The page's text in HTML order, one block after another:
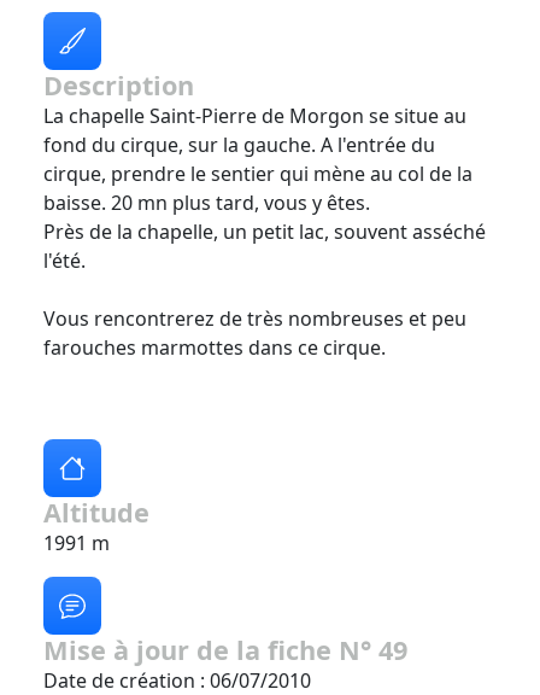
Description
La chapelle Saint-Pierre de Morgon se situe au
fond du cirque, sur la gauche. A l'entrée du
cirque, prendre le sentier qui mène au col de la
baisse. 20 mn plus tard, vous y êtes.
Près de la chapelle, un petit lac, souvent asséché
l'été.
Vous rencontrerez de très nombreuses et peu
farouches marmottes dans ce cirque.
Altitude
1991 m
Mise à jour de la fiche N° 49
Date de création : 06/07/2010